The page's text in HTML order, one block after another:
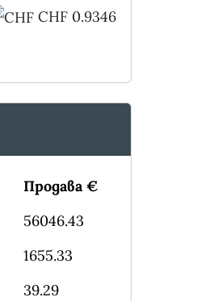
CHF 0.9346
Продава €
56046.43
1655.33
39.29